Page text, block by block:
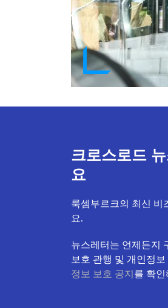
크로스로드
요
룩셈부르크의 최신 비
요.
뉴스레터는 언제든지
보호 관행 및 개인정
정보 보호 공지를 확